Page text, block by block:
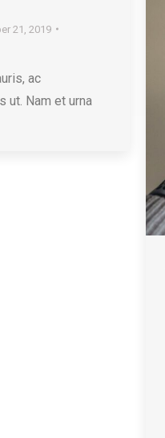
21, 2019
ac
ut. Nam et urna